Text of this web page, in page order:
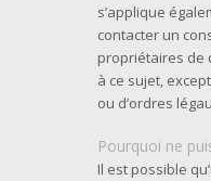
s’applique
contacter un
propriétaires de
à ce sujet,
ou d’ordres
Pourquoi ne
Il est possible